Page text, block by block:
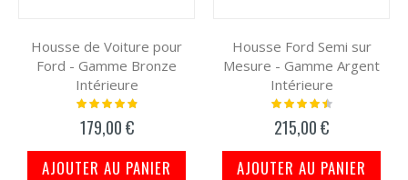
Housse de Voiture pour
Ford - Gamme Bronze
Intérieure
Notation:
179,00 €
AJOUTER AU PANIER
Housse Ford Semi sur
Mesure - Gamme Argent
Intérieure
Notation:
215,00 €
AJOUTER AU PANIER